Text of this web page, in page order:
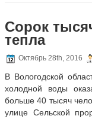
Сорок
тепла
Октябрь 28th, 2016
В Вологодской
холодной воды
больше 40 тысяч
улице Сельской